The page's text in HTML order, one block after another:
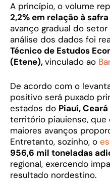
A princípio, o volume
2,2% em relação à
avanço gradual do setor
análise dos dados foi
Técnico de Estudos
(Etene),vinculado ao
De acordo com o
positivo será puxado
estados do Piauí,
território piauiense,
maiores avanços
Entretanto, sozinho, o
956,6 mil toneladas
regional, exercendo
resultado nordestino.